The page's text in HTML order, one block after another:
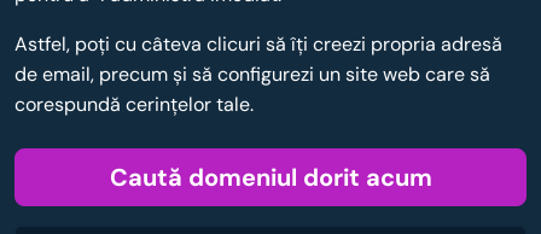
Astfel, poţi cu câteva clicuri să îţi creezi propria adresă
de email, precum şi să configurezi un site web care să
corespundă cerinţelor tale.
Caută domeniul dorit acum